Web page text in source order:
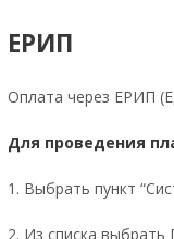
ЕРИП
Оплата через ЕРИП
Для проведения
1. Выбрать пункт
2. Из списка